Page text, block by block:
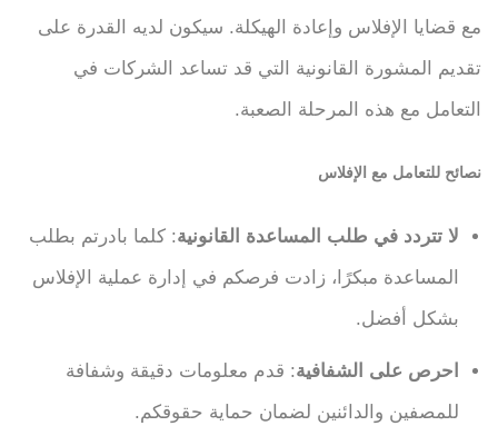
مع قضايا الإفلاس وإعادة الهيكلة. سيكون لديه القدرة على
تقديم المشورة القانونية التي قد تساعد الشركات في
التعامل مع هذه المرحلة الصعبة.
نصائح للتعامل مع الإفلاس
لا تتردد في طلب المساعدة القانونية: كلما بادرتم بطلب
المساعدة مبكرًا، زادت فرصكم في إدارة عملية الإفلاس
بشكل أفضل.
احرص على الشفافية: قدم معلومات دقيقة وشفافة
للمصفين والدائنين لضمان حماية حقوقكم.